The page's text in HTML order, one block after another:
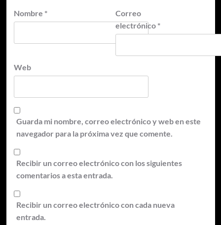
Nombre *
Correo
electrónico *
Web
Guarda mi nombre, correo electrónico y web en este
navegador para la próxima vez que comente.
Recibir un correo electrónico con los siguientes
comentarios a esta entrada.
Recibir un correo electrónico con cada nueva
entrada.